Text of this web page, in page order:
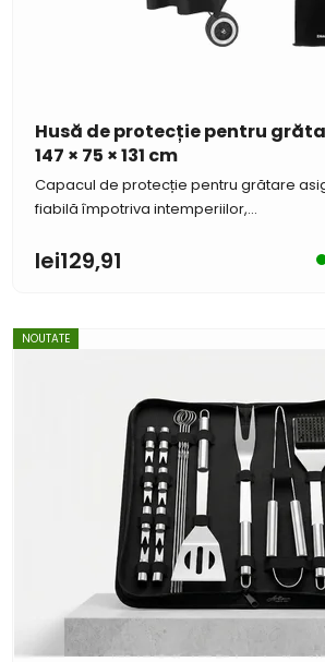
Husă de protecție pentru
147 × 75 × 131 cm
lei129,91
Capacul de protecție pentru grătare
fiabilă împotriva intemperiilor,...
NOUTATE